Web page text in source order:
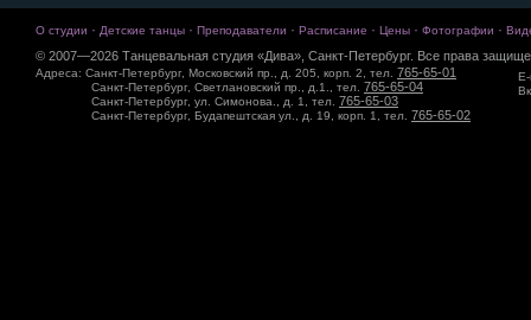
О студии · Детские танцы · Преподаватели · Расписание · Цены · Фотографии ·
© 2007—2026 Танцевальная студия «Дива», Санкт-Петербург. Все права
Адреса: Санкт-Петербург, Московский пр., д. 205, корп. 2, тел. 765-65-01
Санкт-Петербург, Светлановский пр., д.1., тел. 765-65-04
Санкт-Петербург, ул. Симонова., д. 1, тел. 765-65-03
Санкт-Петербург, Будапештская ул., д. 19, корп. 1, тел. 765-65-02